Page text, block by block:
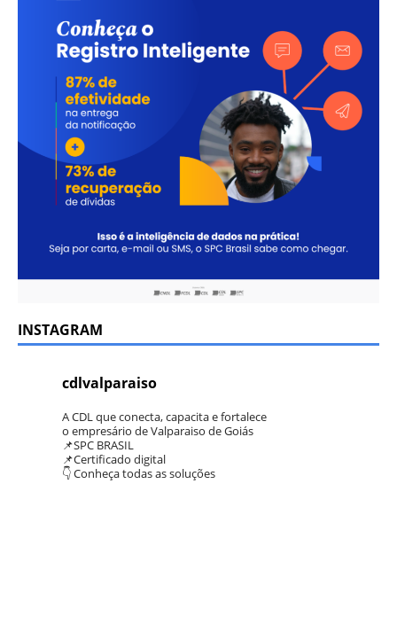
INSTAGRAM
cdlvalparaiso
A CDL que conecta, capacita e fortalece
o empresário de Valparaiso de Goiás
📌SPC BRASIL
📌Certificado digital
👇 Conheça todas as soluções